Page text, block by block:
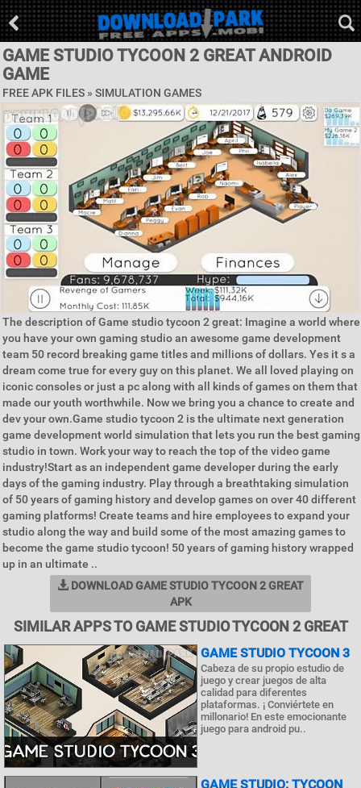
GAME STUDIO TYCOON 2 GREAT ANDROID
GAME
FREE APK FILES » SIMULATION GAMES
The description of Game studio tycoon 2 great: Imagine a world where
you have your own gaming studio an awesome game development
team 50 record breaking game titles and millions of dollars. Yes it s a
dream come true for every guy on this planet. We all loved playing on
iconic consoles or just a pc along with all kinds of games on them that
made our youth worthwhile. Now we bring you a chance to create and
dev your own.Game studio tycoon 2 is the ultimate next generation
game development world simulation that lets you run the best gaming
studio in town. Work your way to reach the top of the video game
industry!Start as an independent game developer during the early
days of the gaming industry. Play through a breathtaking simulation
of 50 years of gaming history and develop games on over 40 different
gaming platforms! Create teams and hire employees to expand your
studio along the way and build some of the most amazing games to
become the game studio tycoon! 50 years of gaming history wrapped
up in an ultimate ..
DOWNLOAD GAME STUDIO TYCOON 2 GREAT
APK
SIMILAR APPS TO GAME STUDIO TYCOON 2 GREAT
GAME STUDIO TYCOON 3
Cabeza de su propio estudio de
juego y crear juegos de alta
calidad para diferentes
plataformas. ¡ Conviértete en
millonario! En este emocionante
juego para android pu..
GAME STUDIO: TYCOON